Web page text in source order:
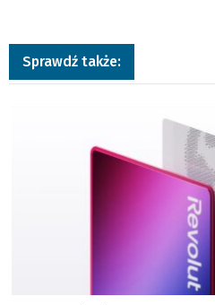
Sprawdź także: